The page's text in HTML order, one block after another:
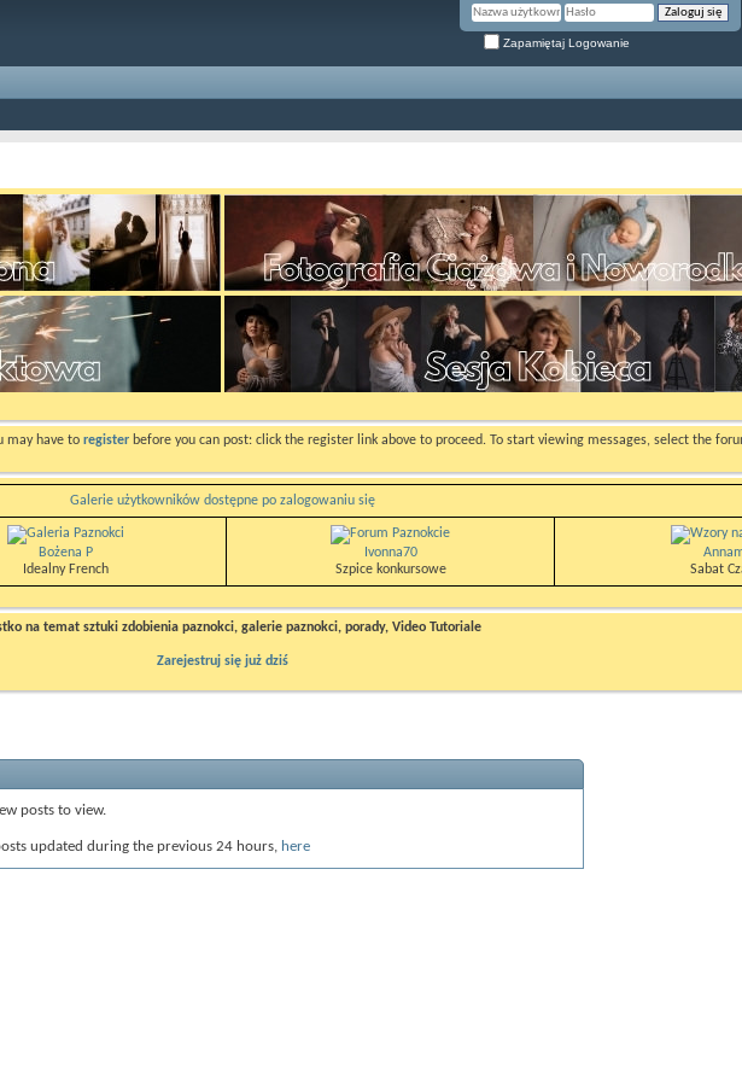
Zapamiętaj Logowanie
may have to register before you can post: click the register link above to proceed. To start viewing messages, select the
Galerie użytkowników dostępne po zalogowaniu się
Bożena P
Idealny French
Ivonna70
Szpice konkursowe
Sabat
na temat sztuki zdobienia paznokci, galerie paznokci, porady, Video Tutoriale
Zarejestruj się już dziś
posts to view.
updated during the previous 24 hours, here